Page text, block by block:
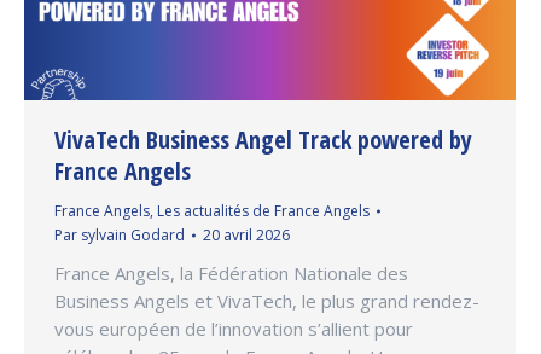
VivaTech Business Angel Track powered by
France Angels
France Angels, Les actualités de France Angels
Par sylvain Godard 20 avril 2026
France Angels, la Fédération Nationale des
Business Angels et VivaTech, le plus grand rendez-
vous européen de l’innovation s’allient pour